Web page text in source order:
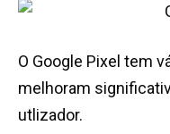
O Google Pixel tem
melhoram
utlizador.